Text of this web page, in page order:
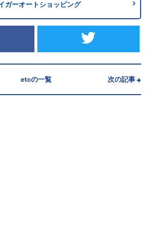
ガーオートショッピング
etcの一覧 次の記事